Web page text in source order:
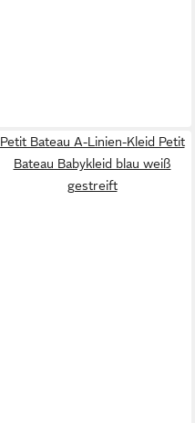
Petit Bateau A-Linien-Kleid Petit
Bateau Babykleid blau weiß
gestreift